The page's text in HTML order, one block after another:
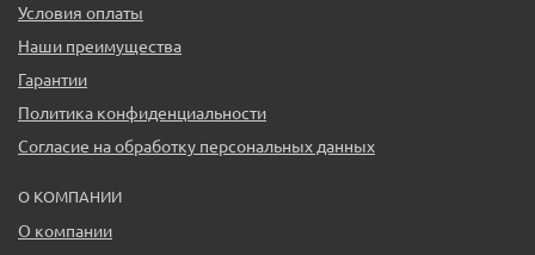
Условия оплаты
Наши преимущества
Гарантии
Политика конфиденциальности
Согласие на обработку персональных данных
О КОМПАНИИ
О компании